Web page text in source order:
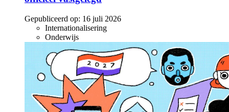
Gepubliceerd op: 16 juli 2026
Internationalisering
Onderwijs